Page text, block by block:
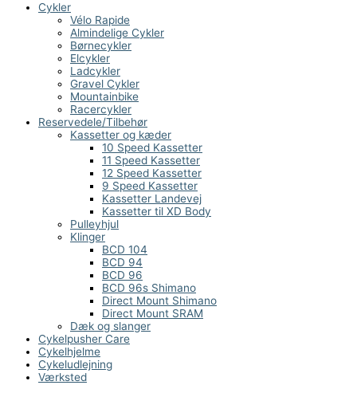
Cykler
Vélo Rapide
Almindelige Cykler
Børnecykler
Elcykler
Ladcykler
Gravel Cykler
Mountainbike
Racercykler
Reservedele/Tilbehør
Kassetter og kæder
10 Speed Kassetter
11 Speed Kassetter
12 Speed Kassetter
9 Speed Kassetter
Kassetter Landevej
Kassetter til XD Body
Pulleyhjul
Klinger
BCD 104
BCD 94
BCD 96
BCD 96s Shimano
Direct Mount Shimano
Direct Mount SRAM
Dæk og slanger
Cykelpusher Care
Cykelhjelme
Cykeludlejning
Værksted